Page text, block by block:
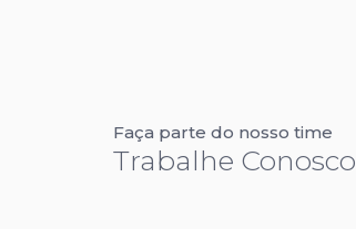
Faça parte do nosso time
Trabalhe Conosco